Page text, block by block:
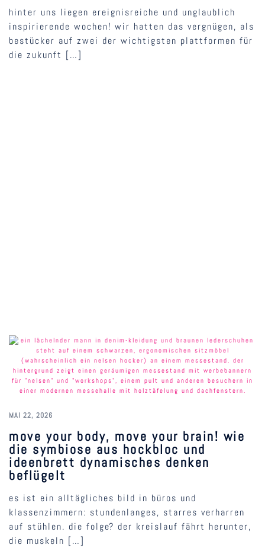
hinter uns liegen ereignisreiche und unglaublich
inspirierende wochen! wir hatten das vergnügen, als
bestücker auf zwei der wichtigsten plattformen für
die zukunft […]
MAI 22, 2026
move your body, move your brain! wie
die symbiose aus hockbloc und
ideenbrett dynamisches denken
beflügelt
es ist ein alltägliches bild in büros und
klassenzimmern: stundenlanges, starres verharren
auf stühlen. die folge? der kreislauf fährt herunter,
die muskeln […]